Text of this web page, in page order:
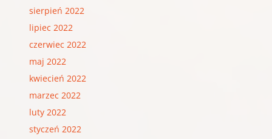
sierpień 2022
lipiec 2022
czerwiec 2022
maj 2022
kwiecień 2022
marzec 2022
luty 2022
styczeń 2022